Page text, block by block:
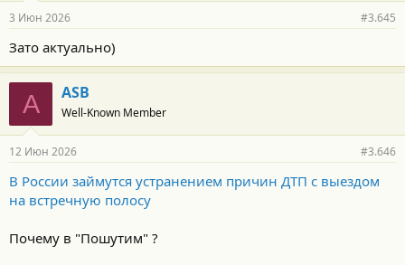
3 Июн 2026 #3.645
Зато актуально)
A ASB
Well-Known Member
12 Июн 2026 #3.646
В России займутся устранением причин ДТП с выездом
на встречную полосу
Почему в "Пошутим" ?